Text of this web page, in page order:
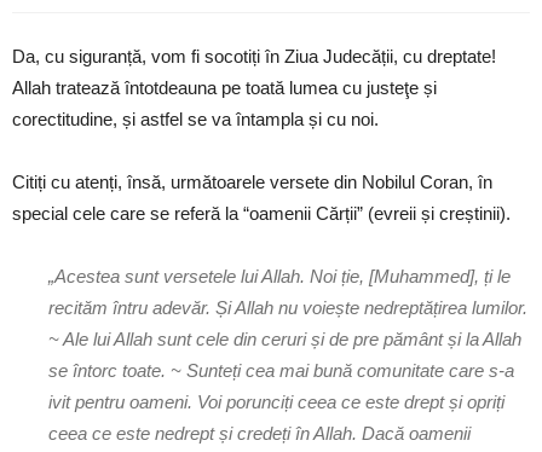
Da, cu siguranță, vom fi socotiți în Ziua Judecății, cu dreptate!
Allah tratează întotdeauna pe toată lumea cu justeţe și
corectitudine, și astfel se va întampla și cu noi.
Citiți cu atenți, însă, următoarele versete din Nobilul Coran, în
special cele care se referă la “oamenii Cărții” (evreii și creștinii).
„Acestea sunt versetele lui Allah. Noi ție, [Muhammed], ți le
recităm întru adevăr. Și Allah nu voiește nedreptățirea lumilor.
~ Ale lui Allah sunt cele din ceruri și de pre pământ și la Allah
se întorc toate. ~ Sunteți cea mai bună comunitate care s-a
ivit pentru oameni. Voi porunciți ceea ce este drept și opriți
ceea ce este nedrept și credeți în Allah. Dacă oamenii